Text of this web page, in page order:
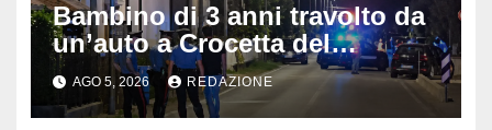
Bambino di 3 anni travolto da
un’auto a Crocetta del
Montello: è gravissimo,
trasportato in elicottero a
AGO 5, 2026 REDAZIONE